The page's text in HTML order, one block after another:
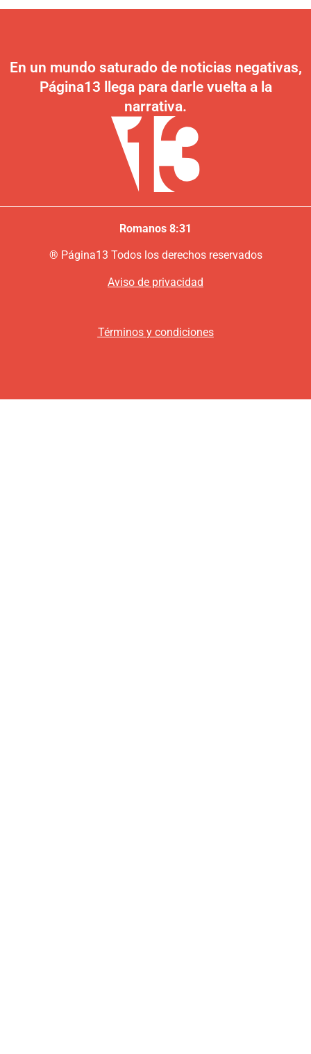
En un mundo saturado de noticias negativas,
Página13 llega para darle vuelta a la
narrativa.
Romanos 8:31
® Página13 Todos los derechos reservados
Aviso de privacidad
Términos y condiciones